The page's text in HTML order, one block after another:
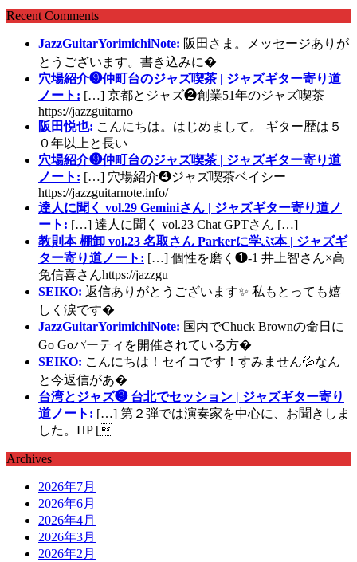
Recent Comments
JazzGuitarYorimichiNote: 阪田さま。メッセージありが
とうございます。書き込みに�
穴場紹介❾仲町台のジャズ喫茶 | ジャズギター寄り道
ノート: […] 京都とジャズ❷創業51年のジャズ喫茶
https://jazzguitarno
阪田悦也: こんにちは。はじめまして。 ギター歴は５
０年以上と長い
穴場紹介❾仲町台のジャズ喫茶 | ジャズギター寄り道
ノート: […] 穴場紹介❹ジャズ喫茶ベイシー
https://jazzguitarnote.info/
達人に聞く vol.29 Geminiさん | ジャズギター寄り道ノ
ート: […] 達人に聞く vol.23 Chat GPTさん […]
教則本 棚卸 vol.23 名取さん Parkerに学ぶ本 | ジャズギ
ター寄り道ノート: […] 個性を磨く❶-1 井上智さん×高
免信喜さんhttps://jazzgu
SEIKO: 返信ありがとうございます✨ 私もとっても嬉
しく涙です�
JazzGuitarYorimichiNote: 国内でChuck Brownの命日に
Go Goパーティを開催されている方�
SEIKO: こんにちは！セイコです！すみません💦なん
と今返信があ�
台湾とジャズ❸ 台北でセッション | ジャズギター寄り
道ノート: […] 第２弾では演奏家を中心に、お聞きしま
した。HP [
Archives
2026年7月
2026年6月
2026年4月
2026年3月
2026年2月